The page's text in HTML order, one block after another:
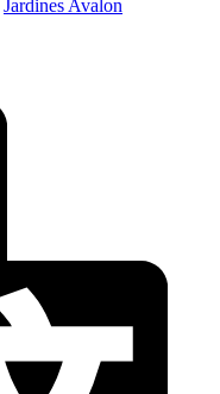
Jardines Avalon